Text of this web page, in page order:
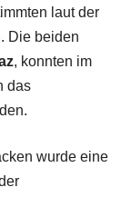
laut der
Die beiden
, konnten im
das
wurde eine